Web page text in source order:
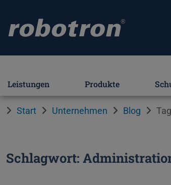
Leistungen Produkte
Start Unternehmen Blog Tag
Schlagwort: